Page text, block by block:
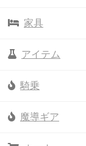
家具
アイテム
騎乗
魔導ギア